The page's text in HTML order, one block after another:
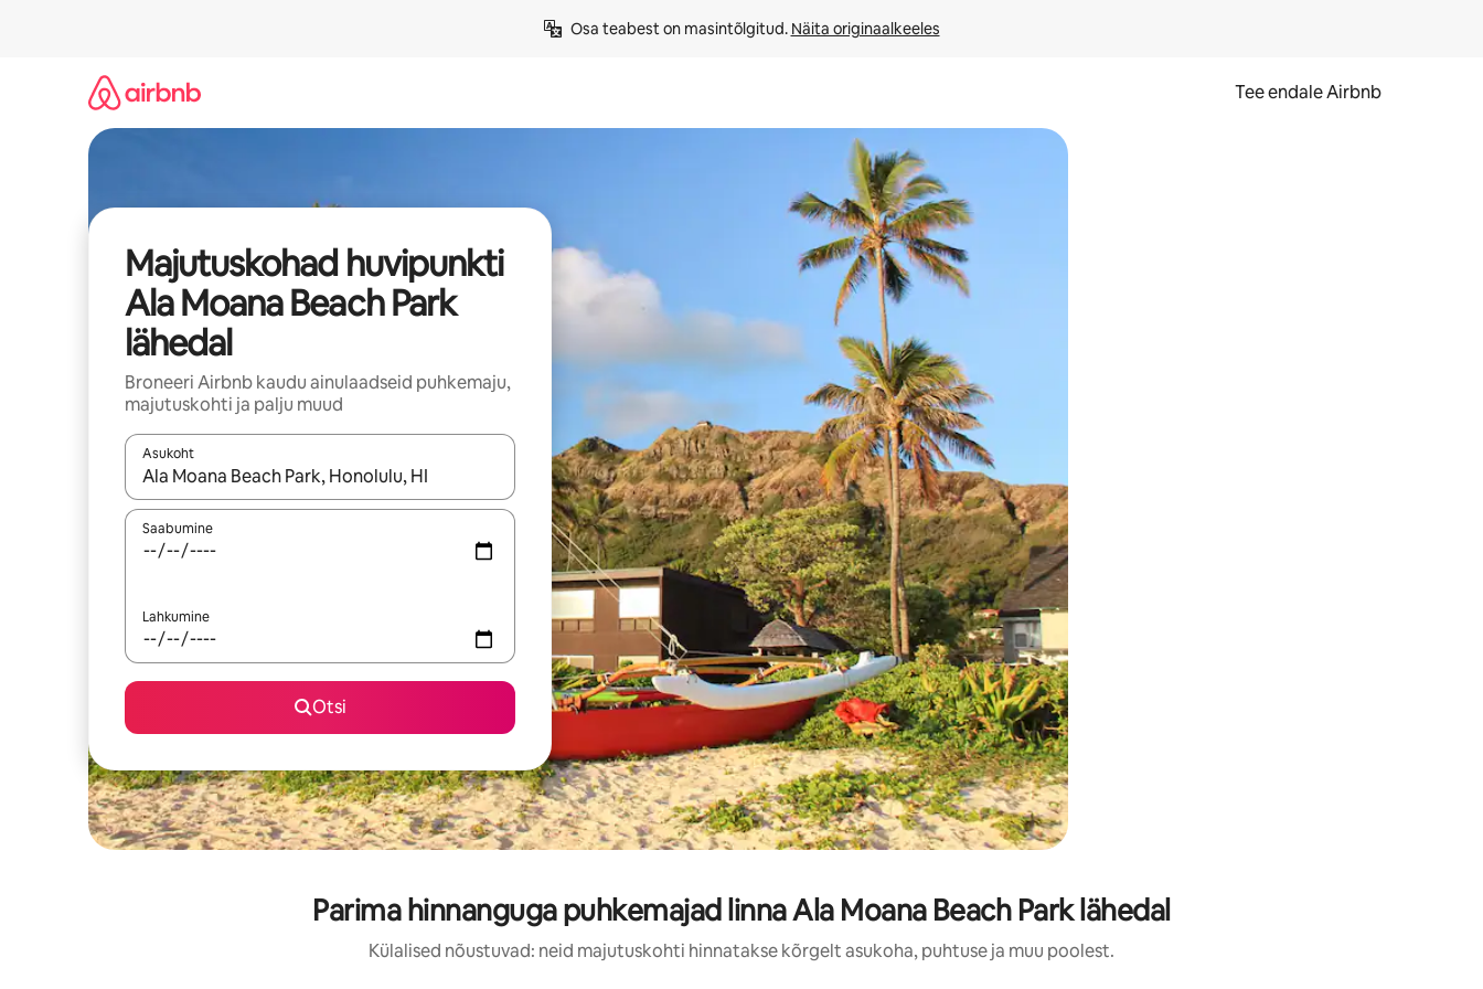
Osa teabest on masintõlgitud. Näita originaalkeeles
Tee endale Airbnb
Majutuskohad huvipunkti
Ala Moana Beach Park
lähedal
Broneeri Airbnb kaudu ainulaadseid puhkemaju,
majutuskohti ja palju muud
Asukoht
Kui tulemused on kuvatud, liigu ekraanil nooleklahvidega või puuduta või tõmba mööda ekraani.
Saabumine
Lahkumine
Otsi
Parima hinnanguga puhkemajad linna Ala Moana Beach Park lähedal
Külalised nõustuvad: neid majutuskohti hinnatakse kõrgelt asukoha, puhtuse ja muu poolest.